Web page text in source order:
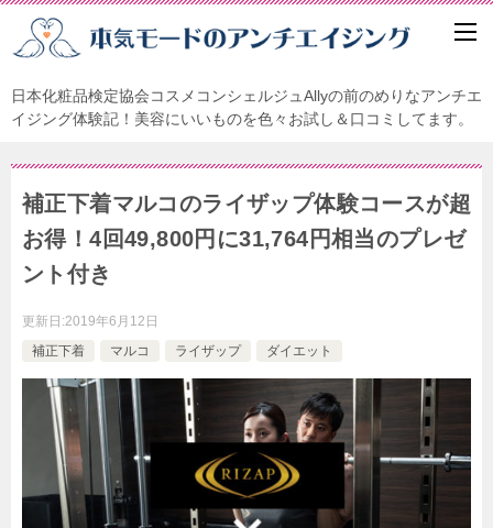
日本化粧品検定協会コスメコンシェルジュAllyの前のめりなアンチエ
イジング体験記！美容にいいものを色々お試し＆口コミしてます。
補正下着マルコのライザップ体験コースが超
お得！4回49,800円に31,764円相当のプレゼ
ント付き
更新日:2019年6月12日
補正下着
マルコ ライザップ ダイエット